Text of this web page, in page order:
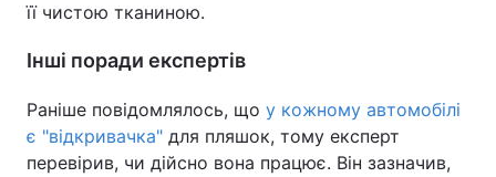
її чистою тканиною.
Інші поради експертів
Раніше повідомлялось, що у кожному автомобілі
є "відкривачка" для пляшок, тому експерт
перевірив, чи дійсно вона працює. Він зазначив,